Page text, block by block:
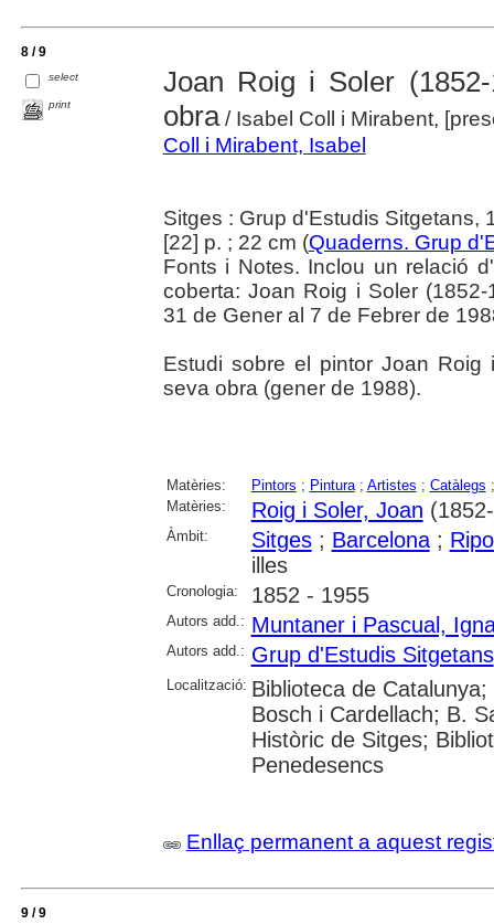
8 / 9
select
print
Joan Roig i Soler
obra/ Isabel Coll i Mirabent,
Coll i Mirabent, Isabel
Sitges : Grup d'Estudis Sitgetans,
[22] p. ; 22 cm (Quaderns. Grup
Fonts i Notes. Inclou un relació
coberta: Joan Roig i Soler
31 de Gener al 7 de Febrer de
Estudi sobre el pintor Joan
seva obra (gener de 1988).
Matèries: Pintors ; Pintura; Artistes ; Catàlegs
Matèries:
Roig i Soler, Joan
Àmbit: Sitges; Barcelona;
illes
Cronologia: 1852 - 1955
Autors add.: Muntaner i Pascual,
Autors add.: Grup d'Estudis Sitgetans
Localització: Biblioteca de
Bosch i Cardellach; B.
Històric de Sitges;
Penedesencs
Enllaç permanent a aquest
9 / 9